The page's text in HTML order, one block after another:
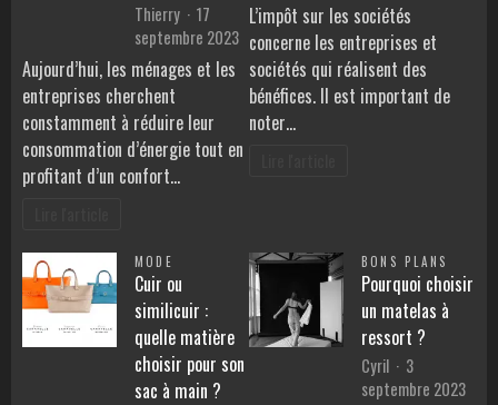
Thierry
17
septembre 2023
Aujourd’hui, les ménages et les
entreprises cherchent
constamment à réduire leur
consommation d’énergie tout en
profitant d’un confort…
L’impôt sur les sociétés
concerne les entreprises et
sociétés qui réalisent des
bénéfices. Il est important de
noter…
MODE
Cuir ou
similicuir :
quelle matière
choisir pour son
sac à main ?
BONS PLANS
Pourquoi choisir
un matelas à
ressort ?
Cyril
3
septembre 2023